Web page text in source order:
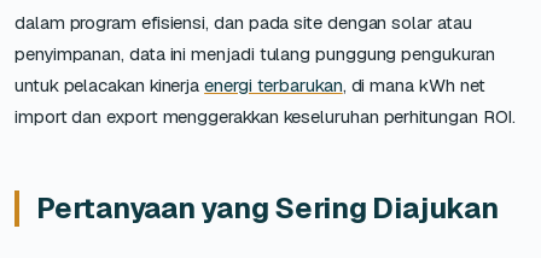
dalam program efisiensi, dan pada site dengan solar atau
penyimpanan, data ini menjadi tulang punggung pengukuran
untuk pelacakan kinerjaenergi terbarukan, di mana kWh net
import dan export menggerakkan keseluruhan perhitungan ROI.
Pertanyaan yang Sering Diajukan